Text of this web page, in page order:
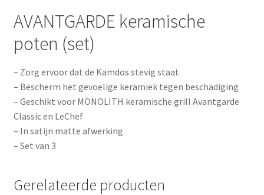
AVANTGARDE keramische
poten (set)
– Zorg ervoor dat de Kamdos stevig staat
– Bescherm het gevoelige keramiek tegen beschadiging
– Geschikt voor MONOLITH keramische grill Avantgarde
Classic en LeChef
– In satijn matte afwerking
– Set van 3
Gerelateerde producten